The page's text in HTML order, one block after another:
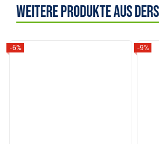
Weitere Produkte aus
-6% -9%